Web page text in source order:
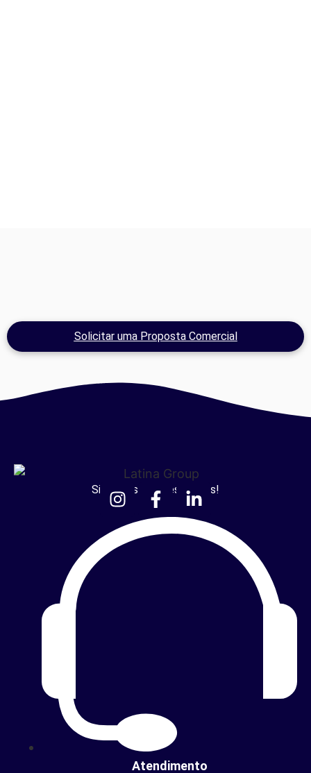
Solicitar uma Proposta Comercial
Siga nossas redes sociais!
Atendimento